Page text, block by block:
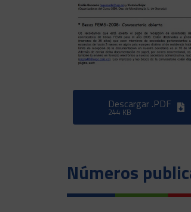
Descargar .PDF
244 KB
Números